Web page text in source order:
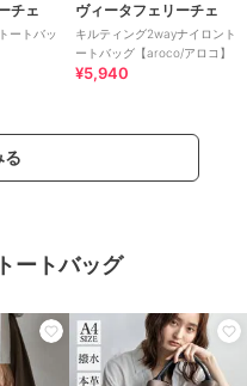
チェ
ートバッ
ヴィータフェリーチェ
キルティング2wayナイロント
ートバッグ【aroco/アロコ】
¥5,940
る
ートバッグ